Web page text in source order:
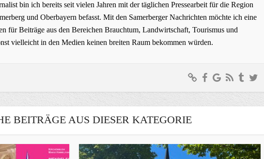
bin ich bereits seit vielen Jahren mit der täglichen Pressearbeit für die Region
und Oberbayern befasst. Mit den Samerberger Nachrichten möchte ich eine
für Beiträge aus den Bereichen Brauchtum, Landwirtschaft, Tourismus und
vielleicht in den Medien keinen breiten Raum bekommen würden.
BEITRÄGE AUS DIESER KATEGORIE